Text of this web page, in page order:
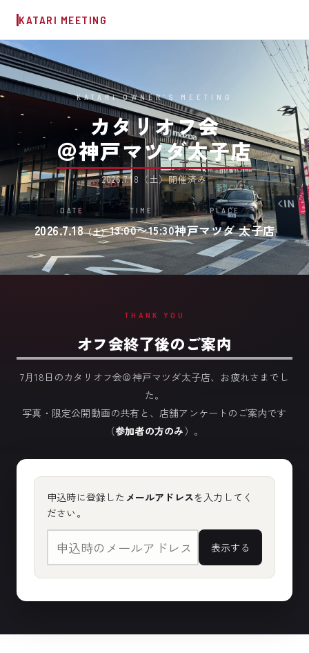
KATARI MEETING
KATARI OWNER’S MEETING
カタリオフ会
＠神戸マツダ太子店
2026.7.18（土）開催済み
DATE
2026.7.18（土）
TIME
13:00〜15:30
PLACE
神戸マツダ 太子店
THANK YOU
オフ会終了後のご案内
7月18日のカタリオフ会＠神戸マツダ太子店、お疲れさまでし
た。
写真・限定公開動画の共有と、店舗アンケートのご案内です
（参加者の方のみ）。
申込時に登録した メールアドレスを入力してく
ださい。
表示する